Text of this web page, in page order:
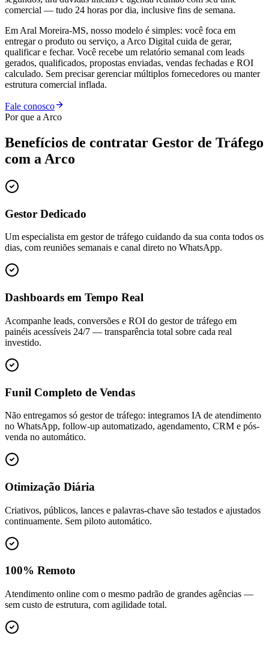
comercial — tudo 24 horas por dia, inclusive fins de semana.
Em Aral Moreira-MS, nosso modelo é simples: você foca em
entregar o produto ou serviço, a Arco Digital cuida de gerar,
qualificar e fechar. Você recebe um relatório semanal com leads
gerados, qualificados, propostas enviadas, vendas fechadas e ROI
calculado. Sem precisar gerenciar múltiplos fornecedores ou manter
estrutura comercial inflada.
Fale conosco
Por que a Arco
Benefícios de contratar Gestor de Tráfego
com a Arco
Gestor Dedicado
Um especialista em gestor de tráfego cuidando da sua conta todos os
dias, com reuniões semanais e canal direto no WhatsApp.
Dashboards em Tempo Real
Acompanhe leads, conversões e ROI do gestor de tráfego em
painéis acessíveis 24/7 — transparência total sobre cada real
investido.
Funil Completo de Vendas
Não entregamos só gestor de tráfego: integramos IA de atendimento
no WhatsApp, follow-up automatizado, agendamento, CRM e pós-
venda no automático.
Otimização Diária
Criativos, públicos, lances e palavras-chave são testados e ajustados
continuamente. Sem piloto automático.
100% Remoto
Atendimento online com o mesmo padrão de grandes agências —
sem custo de estrutura, com agilidade total.